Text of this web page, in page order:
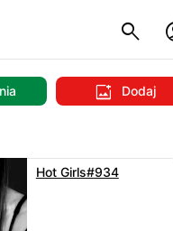
Dodaj
Hot Girls#934